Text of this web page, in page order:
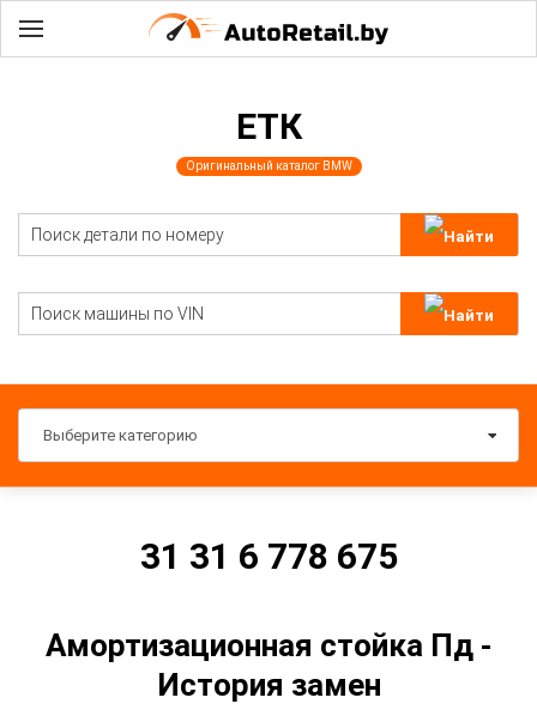
ЕТК
Оригинальный каталог BMW
Выберите категорию
31 31 6 778 675
Амортизационная стойка Пд -
История замен